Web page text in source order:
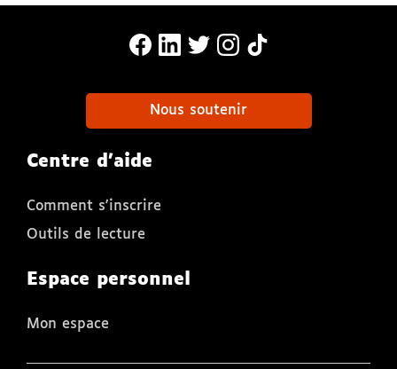
MonaLira Sur Facebook (nouvelle
MonaLira Sur Linkedin
MonaLira Sur Twitter
MonaLira Sur
Nous soutenir
Centre d'aide
Comment s'inscrire
Outils de lecture
Espace personnel
Mon espace